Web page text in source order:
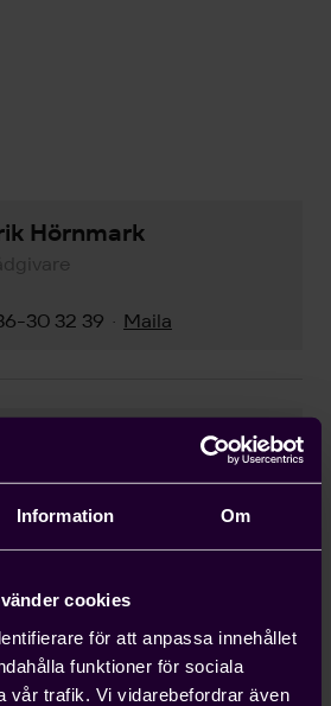
Information Om
cookies
för att anpassa innehållet
funktioner för sociala
vår trafik. Vi vidarebefordrar även
Hörnmark
30 32 39 · Maila
30 32 52
Westerberg